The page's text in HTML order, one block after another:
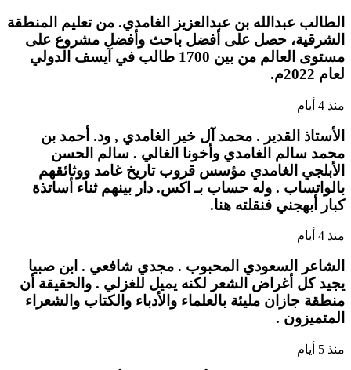
الطالب عبدالله بن عبدالعزيز الغامدي. من تعليم المنطقة
الشرقية، حصل على أفضل باحث وأفضل مشروع على
مستوى العالم من بين 1700 طالب في آيسف الدولي
لعام 2022م.
منذ 4 أيام
الأستاذ القدير . محمد آل خير الغامدي , ود. أحمد بن
محمد سالم الغامدي وأخونا الغالي . سالم الحسن
الأبلجي الغامدي مؤسس قروب تاريخ غامد ووثائقهم
بالواتساب . وله حساب بـ اكس. دار بينهم ثناء أساتذة
كبار أبهجني فنقلته هنا.
منذ 4 أيام
الشاعر السعودي المحبوب . مجدي شافعي . ابن صبيا
يجيد كل أغراض الشعر لكنه يميل للغزلي . والحقيقة أن
منطقة جازان مليئة بالعلماء والأدباء والكتاب والشعراء
المتميزون .
منذ 5 أيام